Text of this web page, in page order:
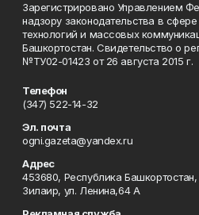
Зарегистрировано Управлением
надзору законодательства в
технологий и массовых
Башкортостан. Свидетельство о
№ТУ02-01423 от 26 августа 2015 г.
Телефон
(347) 522-14-32
Эл. почта
ogni.gazeta@yandex.ru
Адрес
453680, Республика
Зилаир, ул. Ленина,64 А